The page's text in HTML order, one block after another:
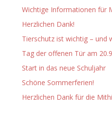
Wichtige Informationen für
Herzlichen Dank!
Tierschutz ist wichtig – und
Tag der offenen Tür am
Start in das neue Schuljahr
Schöne Sommerferien!
Herzlichen Dank für die